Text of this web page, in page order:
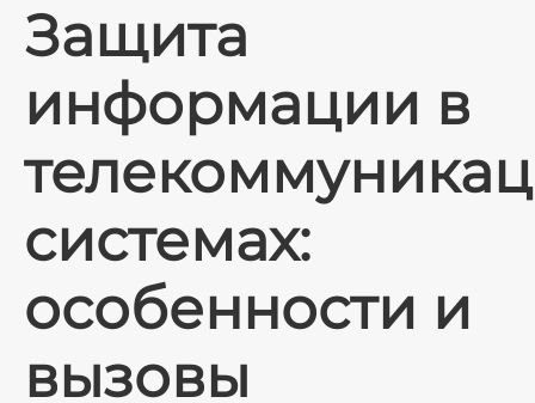
Защита
информации в
системах:
особенности и
вызовы